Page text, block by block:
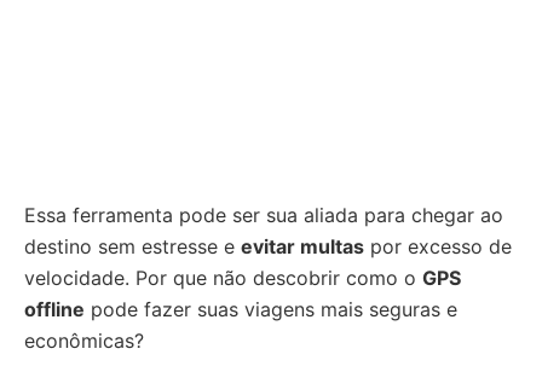
Essa ferramenta pode ser sua aliada para chegar ao
destino sem estresse e evitar multas por excesso de
velocidade. Por que não descobrir como o GPS
offline pode fazer suas viagens mais seguras e
econômicas?